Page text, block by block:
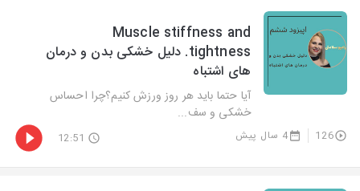
Muscle stiffness and
tightness. دلیل خشکی بدن و درمان
های اشتباه
آیا حتما باید هر روز ورزش کنیم؟چرا احساس
خشکی و سف...
126 4 سال پیش 12:51